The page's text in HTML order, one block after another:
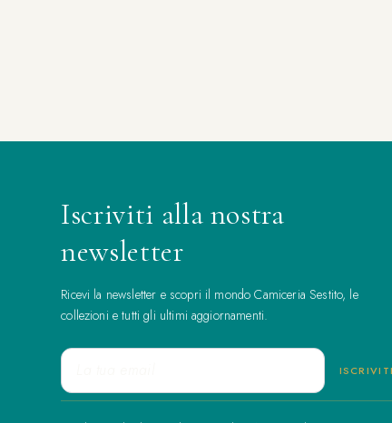
Iscriviti alla nostra
newsletter
Ricevi la newsletter e scopri il mondo Camiceria Sestito, le
collezioni e tutti gli ultimi aggiornamenti.